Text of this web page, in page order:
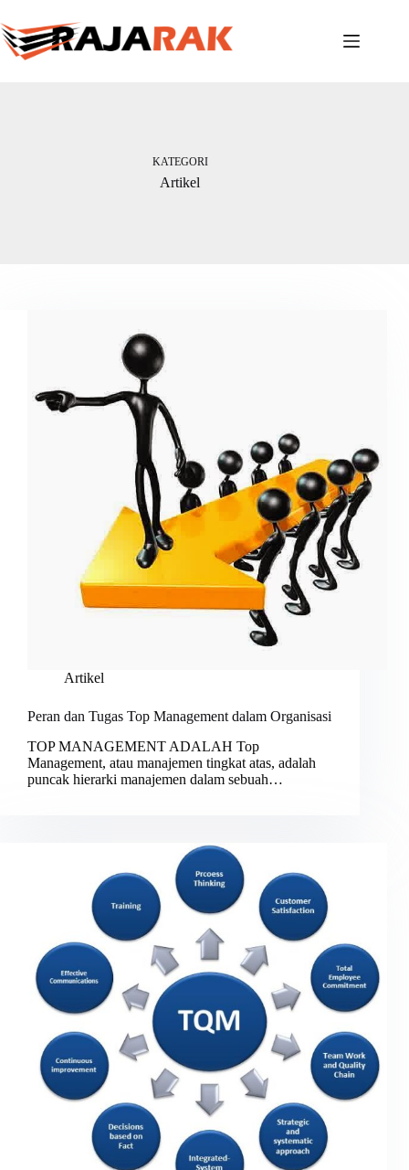
to
content
KATEGORI
Artikel
Artikel
Peran dan Tugas Top Management dalam Organisasi
TOP MANAGEMENT ADALAH Top
Management, atau manajemen tingkat atas, adalah
puncak hierarki manajemen dalam sebuah…